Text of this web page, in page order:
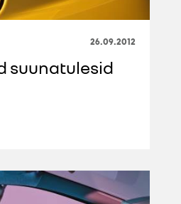
26.09.2012
suunatulesid